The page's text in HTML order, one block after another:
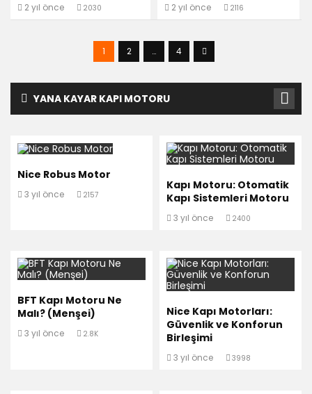
2 yıl önce 2030 2 yıl önce 2116
1 2 … 4
YANA KAYAR KAPI MOTORU
Nice Robus Motor
3 yıl önce 2157
Kapı Motoru: Otomatik
Kapı Sistemleri Motoru
3 yıl önce 2400
BFT Kapı Motoru Ne
Malı? (Menşei)
3 yıl önce 2.8K
Nice Kapı Motorları:
Güvenlik ve Konforun
Birleşimi
3 yıl önce 3998